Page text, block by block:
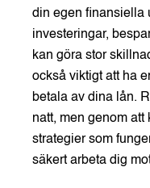
din egen finansiella
investeringar,
kan göra stor
också viktigt att ha
betala av dina lån.
natt, men genom
strategier som
säkert arbeta dig